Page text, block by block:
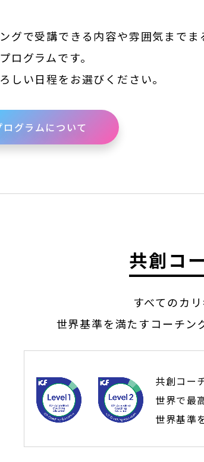
グで受講できる内容や雰囲気までま
ログラムです。
しい日程をお選びください。
ログラムについて
共創コ
すべてのカ
世界基準を満たすコーチン
共創コー
世界で最
世界基準